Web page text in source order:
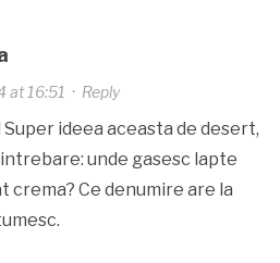
at 16:51 · Reply
Super ideea aceasta de desert,
intrebare: unde gasesc lapte
crema? Ce denumire are la